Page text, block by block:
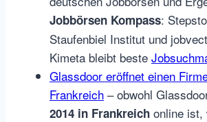
Jobbörsen Kompass:
Staufenbiel Institut und
Kimeta bleibt beste
Glassdoor eröffnet einen
Frankreich – obwohl
2014 in Frankreich online ist,